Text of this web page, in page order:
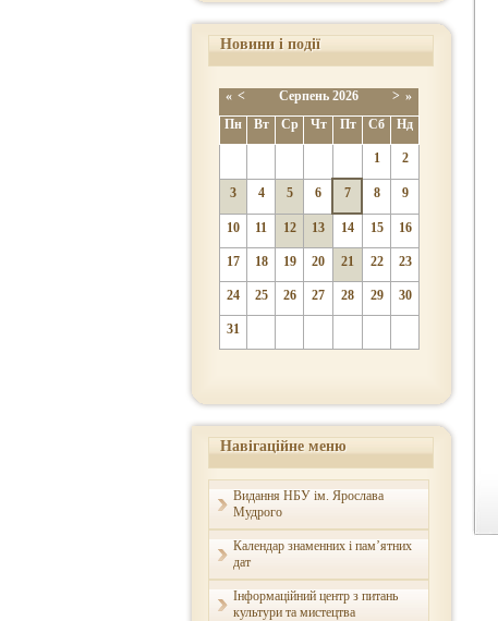
Новини і події
« < Серпень2026 > »
Пн
Вт Ср Чт Пт Сб Нд
1 2
3 4 5 6 7 8 9
10 11 12 13 14 15 16
17 18 19 20 21 22 23
24 25 26 27 28 29 30
31
Навігаційне меню
Видання НБУ ім. Ярослава
Мудрого
Календар знаменних і пам’ятних
дат
Інформаційний центр з питань
культури та мистецтва